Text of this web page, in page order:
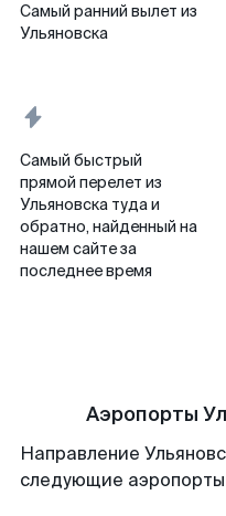
Самый ранний вылет из
Ульяновска
Самый быстрый
прямой перелет из
Ульяновска туда и
обратно, найденный на
нашем сайте за
последнее время
Аэропорты
Направление
следующие аэропорты